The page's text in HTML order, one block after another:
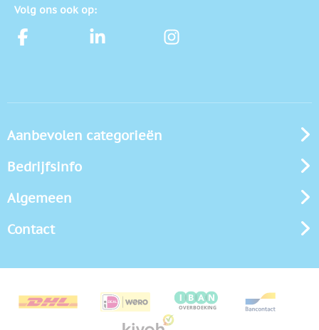
Volg ons ook op:
Aanbevolen categorieën
Bedrijfsinfo
Algemeen
Contact